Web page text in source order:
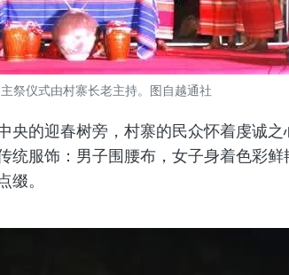
主祭仪式由村寨长老主持。图自越通社
央的迎春树旁，村寨的民众怀着虔诚
统服饰：男子围腰布，女子身着色彩
。